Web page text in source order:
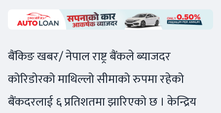
बैंकिङ खबर/ नेपाल राष्ट्र बैंकले ब्याजदर
कोरिडोरको माथिल्लो सीमाको रुपमा रहेको
बैंकदरलाई ६ प्रतिशतमा झारिएको छ । केन्द्रिय